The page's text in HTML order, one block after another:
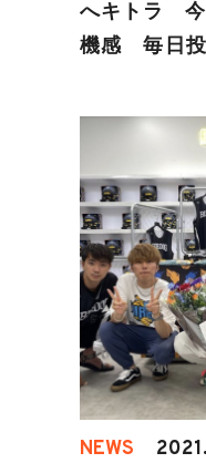
へキトラ 今
機感 毎日投
NEWS